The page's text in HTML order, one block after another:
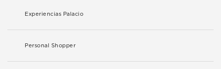
Experiencias Palacio
Personal Shopper